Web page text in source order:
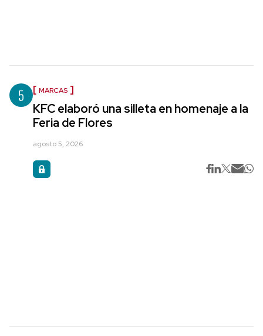
5 MARCAS
KFC elaboró una silleta en homenaje a la
Feria de Flores
agosto 5, 2026